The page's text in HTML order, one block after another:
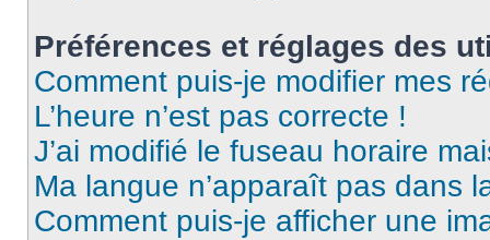
Préférences et réglages des
Comment puis-je modifier mes
L’heure n’est pas correcte !
J’ai modifié le fuseau horaire
Ma langue n’apparaît pas dans
Comment puis-je afficher une